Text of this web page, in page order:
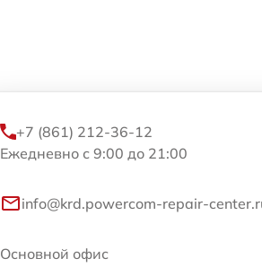
+7 (861) 212-36-12
Ежедневно с 9:00 до 21:00
info@krd.powercom-repair-
Основной офис